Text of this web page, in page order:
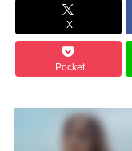
アキバ冥途戦争とかい
【画像】小池百合子×
【高市】ゴラム(56歳)
5ちゃんのどこでもい
海外「あるある！」日
韓国が独自開発したと
X
Pocket